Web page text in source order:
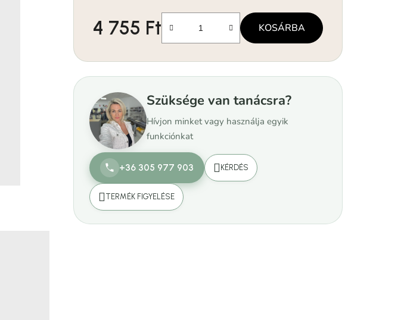
4 755 Ft KOSÁRBA
Szüksége van tanácsra?
Hívjon minket vagy használja egyik
funkciónkat
+36 305 977 903 KÉRDÉS
TERMÉK FIGYELÉSE